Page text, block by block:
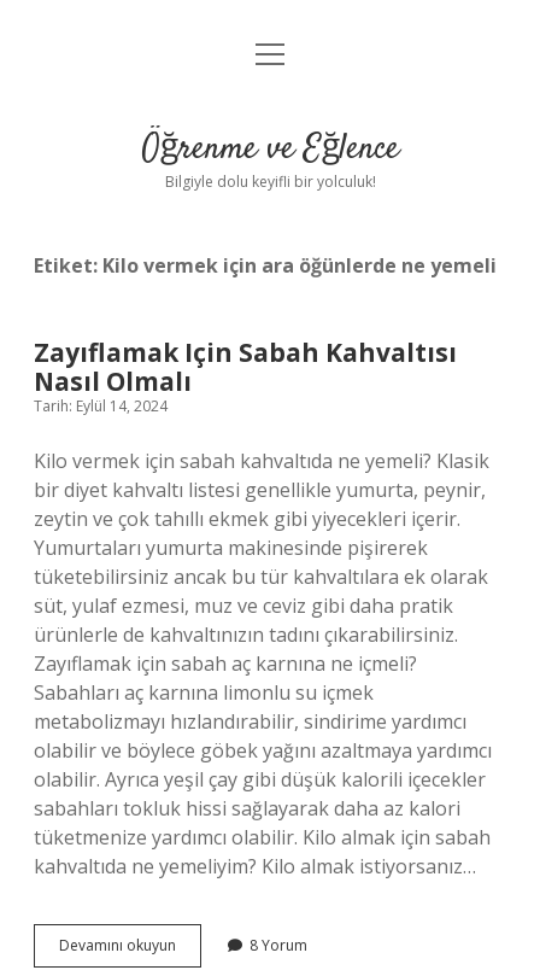
Anasayfa
Yasal Uyarı
menüyü
Öğrenme ve Eğlence
Bilgiyle dolu keyifli bir yolculuk!
Etiket: Kilo vermek için ara öğünlerde ne yemeli
Zayıflamak Için Sabah Kahvaltısı
Nasıl Olmalı
Tarih: Eylül 14, 2024
Kilo vermek için sabah kahvaltıda ne yemeli? Klasik
bir diyet kahvaltı listesi genellikle yumurta, peynir,
zeytin ve çok tahıllı ekmek gibi yiyecekleri içerir.
Yumurtaları yumurta makinesinde pişirerek
tüketebilirsiniz ancak bu tür kahvaltılara ek olarak
süt, yulaf ezmesi, muz ve ceviz gibi daha pratik
ürünlerle de kahvaltınızın tadını çıkarabilirsiniz.
Zayıflamak için sabah aç karnına ne içmeli?
Sabahları aç karnına limonlu su içmek
metabolizmayı hızlandırabilir, sindirime yardımcı
olabilir ve böylece göbek yağını azaltmaya yardımcı
olabilir. Ayrıca yeşil çay gibi düşük kalorili içecekler
sabahları tokluk hissi sağlayarak daha az kalori
tüketmenize yardımcı olabilir. Kilo almak için sabah
kahvaltıda ne yemeliyim? Kilo almak istiyorsanız…
Devamını okuyun Zayıflamak
Için
8 Yorum